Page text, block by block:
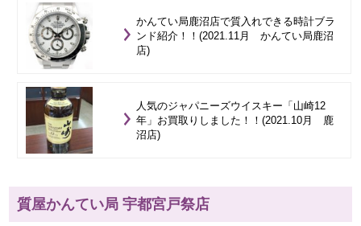
かんてい局鹿沼店で質入れできる時計ブラ
ンド紹介！！(2021.11月 かんてい局鹿沼
店)
人気のジャパニーズウイスキー「山崎12
年」お買取りしました！！(2021.10月 鹿
沼店)
質屋かんてい局 宇都宮戸祭店